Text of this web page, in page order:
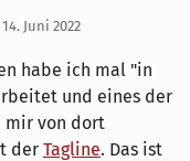
Juni 2022
habe ich mal "in
und eines der
mir von dort
der Tagline. Das ist